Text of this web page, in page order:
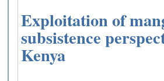
Exploitation of
subsistence
Kenya